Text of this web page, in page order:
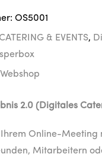
OS5001
CATERING & EVENTS,
Webshop
2.0 (Digitales
Ihrem Online-Meeting
Mitarbeitern